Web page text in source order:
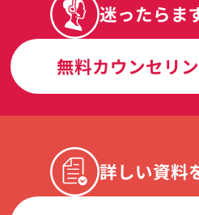
迷ったらま
無料カウンセリ
詳しい資料